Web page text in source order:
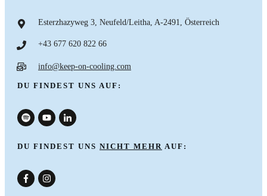
Esterzhazyweg 3, Neufeld/Leitha, A-2491, Österreich
+43 677 620 822 66
info@keep-on-cooling.com
DU FINDEST UNS AUF:
DU FINDEST UNS NICHT MEHR AUF: